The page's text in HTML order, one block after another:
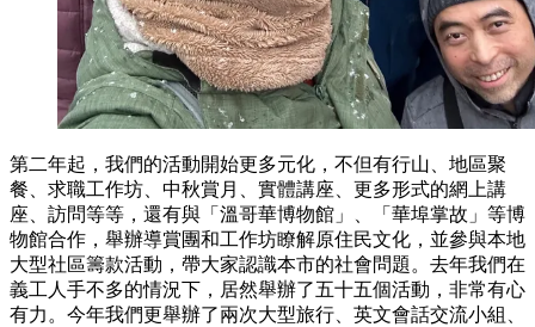
第二年起，我們的活動開始更多元化，不但有行山、地區聚
餐、求職工作坊、中秋賞月、實體講座、更多形式的網上講
座、訪問等等，還有與「溫哥華博物館」、「華埠掌故」等博
物館合作，舉辦導賞團和工作坊瞭解原住民文化，並參與本地
大型社區籌款活動，帶大家認識本市的社會問題。去年我們在
義工人手不多的情況下，居然舉辦了五十五個活動，非常有心
有力。今年我們更舉辦了兩次大型旅行、英文會話交流小組、